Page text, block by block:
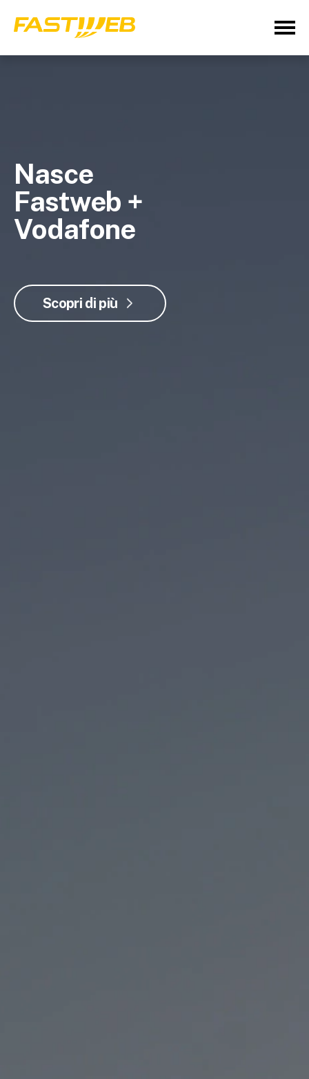
Nasce
Fastweb +
Vodafone
Scopri di più